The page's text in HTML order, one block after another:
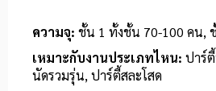
ความจุ: ชั้น 1 ทั้งชั้น 70-100 คน,
เหมาะกับงานประเภทไหน: ปาร์
นัดรวมรุ่น, ปาร์ตี้สละโสด